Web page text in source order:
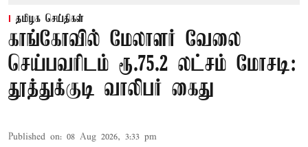
தமிழக செய்திகள்
காங்கோவில் மேலாளர் வேலை
செய்பவரிடம் ரூ.75.2 லட்சம் மோசடி:
தூத்துக்குடி வாலிபர் கைது
Published on: 08 Aug 2026, 3:33 pm